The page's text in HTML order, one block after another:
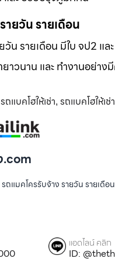
ายวัน รายเดือน
วัน รายเดือน มีใบ จป2 แ
าวนาน และ ทำงานอย่า
รถแบคโฮให้เช่า, รถแบคโฮให้เ
.com
ถแมคโครรับจ้าง รายวัน รายเ
แอดไลน์ คลิก
ID: